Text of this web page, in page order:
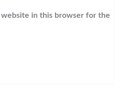
website in this browser for the